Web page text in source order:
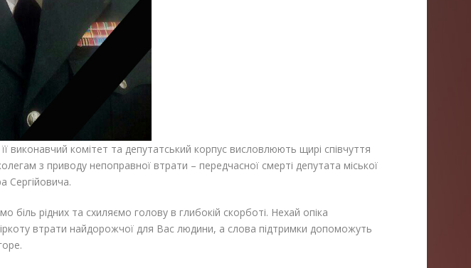
виконавчий комітет та депутатський корпус висловлюють щирі співчуття
з приводу непоправної втрати – передчасної смерті депутата міської
Сергійовича.
біль рідних та схиляємо голову в глибокій скорботі. Нехай опіка
втрати найдорожчої для Вас людини, а слова підтримки допоможуть